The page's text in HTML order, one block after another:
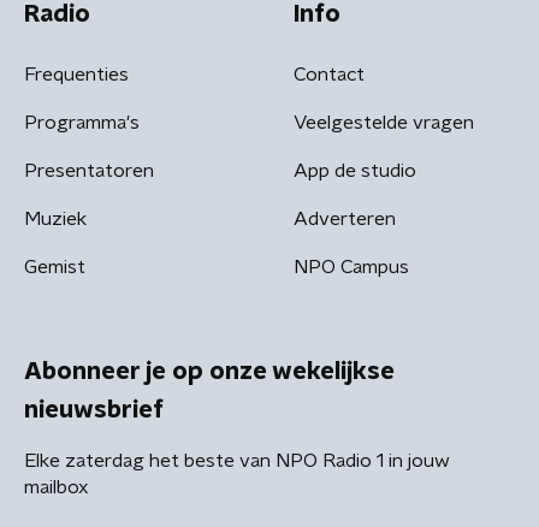
Radio
Frequenties
Programma's
Presentatoren
Muziek
Gemist
Info
Contact
Veelgestelde vragen
App de studio
Adverteren
NPO Campus
Abonneer je op onze wekelijkse
nieuwsbrief
Elke zaterdag het beste van NPO Radio 1 in jouw
mailbox